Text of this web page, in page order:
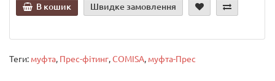
В кошик Швидке замовлення
Теги: муфта, Прес-фітинг,COMISA, муфта-Прес